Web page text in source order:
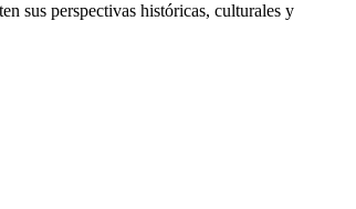
sus perspectivas históricas, culturales y